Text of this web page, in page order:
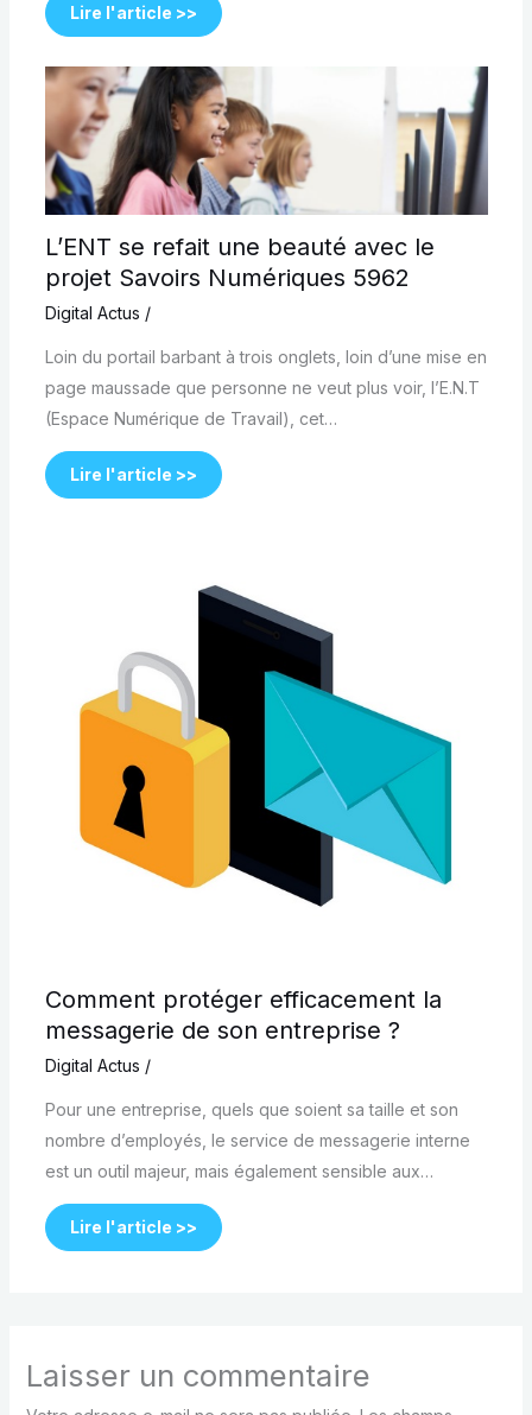
Lire l'article >>
L’ENT se refait une beauté avec le
projet Savoirs Numériques 5962
Digital Actus /
Loin du portail barbant à trois onglets, loin d’une mise en
page maussade que personne ne veut plus voir, l’E.N.T
(Espace Numérique de Travail), cet…
Lire l'article >>
Comment protéger efficacement la
messagerie de son entreprise ?
Digital Actus /
Pour une entreprise, quels que soient sa taille et son
nombre d’employés, le service de messagerie interne
est un outil majeur, mais également sensible aux…
Lire l'article >>
Laisser un commentaire